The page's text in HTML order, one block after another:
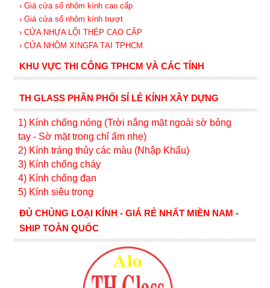
› Giá cửa sổ nhôm kính cao cấp
› Giá cửa sổ nhôm kính trượt
› CỬA NHỰA LÕI THÉP CAO CẤP
› CỬA NHÔM XINGFA TẠI TPHCM
KHU VỰC THI CÔNG TPHCM VÀ CÁC TỈNH
TH GLASS PHÂN PHỐI SỈ LẺ KÍNH XÂY DỰNG
1) Kính chống nóng (Trời nắng mặt ngoài sờ bỏng
tay - Sờ mặt trong chỉ ấm nhẹ)
2) Kính tráng thủy các màu (Nhập Khẩu)
3) Kính chống cháy
4) Kính chống đạn
5) Kính siêu trong
ĐỦ CHỦNG LOẠI KÍNH - GIÁ RẺ NHẤT MIỀN NAM -
SHIP TOÀN QUỐC